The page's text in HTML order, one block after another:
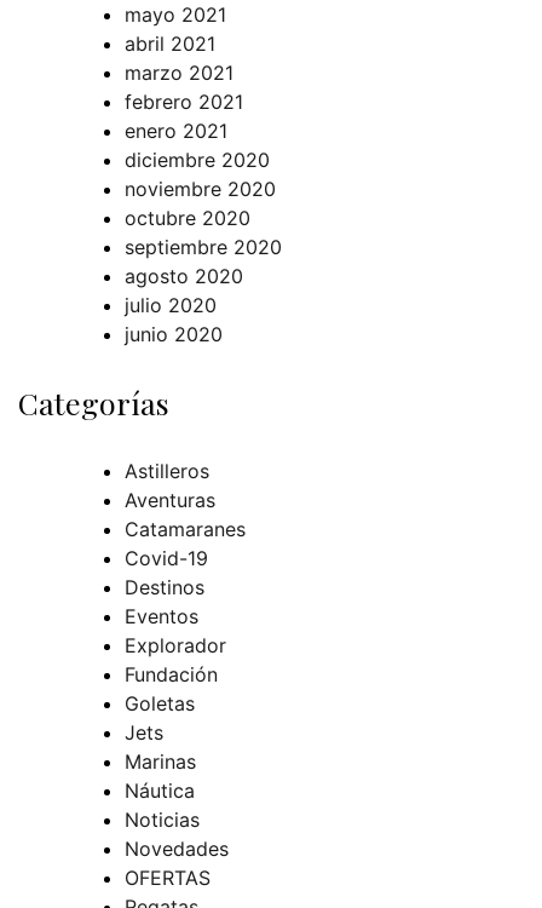
mayo 2021
abril 2021
marzo 2021
febrero 2021
enero 2021
diciembre 2020
noviembre 2020
octubre 2020
septiembre 2020
agosto 2020
julio 2020
junio 2020
Categorías
Astilleros
Aventuras
Catamaranes
Covid-19
Destinos
Eventos
Explorador
Fundación
Goletas
Jets
Marinas
Náutica
Noticias
Novedades
OFERTAS